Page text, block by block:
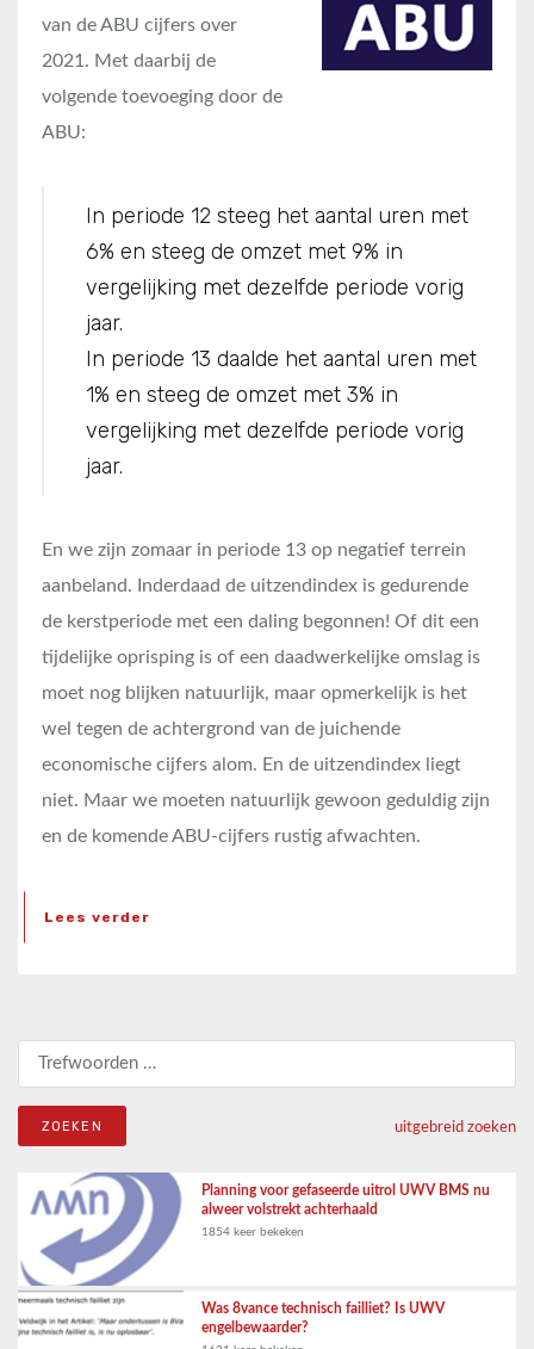
van de ABU cijfers over
2021. Met daarbij de
volgende toevoeging door de
ABU:
In periode 12 steeg het aantal uren met
6% en steeg de omzet met 9% in
vergelijking met dezelfde periode vorig
jaar.
In periode 13 daalde het aantal uren met
1% en steeg de omzet met 3% in
vergelijking met dezelfde periode vorig
jaar.
En we zijn zomaar in periode 13 op negatief terrein
aanbeland. Inderdaad de uitzendindex is gedurende
de kerstperiode met een daling begonnen! Of dit een
tijdelijke oprisping is of een daadwerkelijke omslag is
moet nog blijken natuurlijk, maar opmerkelijk is het
wel tegen de achtergrond van de juichende
economische cijfers alom. En de uitzendindex liegt
niet. Maar we moeten natuurlijk gewoon geduldig zijn
en de komende ABU-cijfers rustig afwachten.
Lees verder
Zoeken naar:
uitgebreid zoeken
Planning voor gefaseerde uitrol UWV BMS nu
alweer volstrekt achterhaald
1854 keer bekeken
Was 8vance technisch failliet? Is UWV
engelbewaarder?